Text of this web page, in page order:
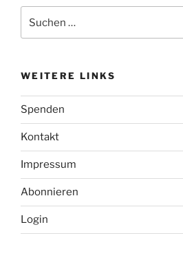
nach:
WEITERE LINKS
Spenden
Kontakt
Impressum
Abonnieren
Login